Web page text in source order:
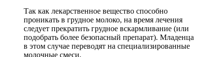
Так как лекарственное вещество способно
проникать в грудное молоко, на время лечения
следует прекратить грудное вскармливание (или
подобрать более безопасный препарат). Младенца
в этом случае переводят на специализированные
молочные смеси.